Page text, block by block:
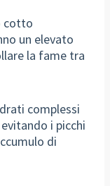
cotto
un elevato
la fame tra
complessi
i picchi
di